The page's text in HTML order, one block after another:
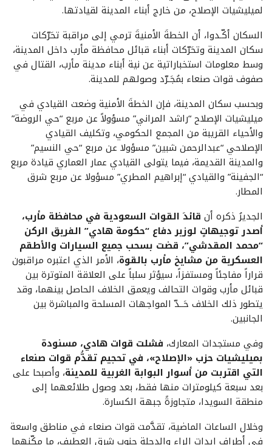
لميليشيات الإصلاح، من خارج أبناء المدينة لقيادتها.
السكان أكّـدوا، أن الخطةَ الأمنيةَ ترمي إلى مراقبة تحَرّكات
سكان المدينة وتحَرّكات أبناء قبائل محافظة مأرب داخل المدينة،
وسط معلومات استخباراتية عن نية أبناء مدينة مأرب، القتال في
صفوف قوات صنعاء بمُجَـرّد وصولهم للمدينة.
وبحسب سكان المدينة، فإن الخطةَ الأمنية وضعت القيادي في
ميليشيات الإصلاح “راشد المراني” مسؤولاً عن مربع “حي الروضة”
والأحياء القريبة من المجمع الحكومي، وتكليف القيادي
الإصلاحي “عبدالرحمن شبين” مسؤولا عن مربع “حي النسيم”
والمدينة القديمة، فيما يتولى القيادي عمار العماري قيادة مربع
“الجفينة” والقيادي “إبراهيم المطري” مسؤولا عن مربع شرق
المطار.
الجديرُ ذكره أن قائدَ القوات السعودية في محافظة مأرب،
أصدر توجيهاتٍ لوزير دفاع “حكومة هادي” الفريق الركن
“محمد المقدشي”، قضت بسحب جميع السيارات والأطقم
العسكرية من مشايخ مأرب بالقوة، الأمر الذي اعتبره مراقبون
قراراً مفاجئاً ومستفزاً، سيؤثر سلباً على العلاقة المتوترة بين
قبائل مأرب وقوات التحالف ويعمق الخلاف الحاصل بينهما، وقد
يتطور ذلك الخلاف حَــدّ المواجهات المسلحة والمباشرة بين
الجانبين.
وفي مستجدات المعارك، فشلت قوات هادي، مسنودة
بميليشيات حزب «الإصلاح»، في تحجيم تقدُّم قوات صنعاء
التي اقتربت من أسوار البوابة الغربية للمدينة، وأصبحا على
بعد سبعة كيلومترات منها فقط، بعد وصول طلائعهما إلى
منطقة السويدا، متجاوزةً جبهة الكسارة.
وخلال الساعات الماضية، تقدَّمت قوات صنعاء في مناطق واسعة
في أطراف إيدات الراء والدحلة جنوب شرق العطيف، ما مكّنهما